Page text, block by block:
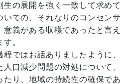
生の展開を強く一致して求めて
いての、それなりのコンセンサ
義がある収穫であったと言え
。
ではお話ありましたように、
口減少問題の対処について、
り、地域の持続性の確保であ